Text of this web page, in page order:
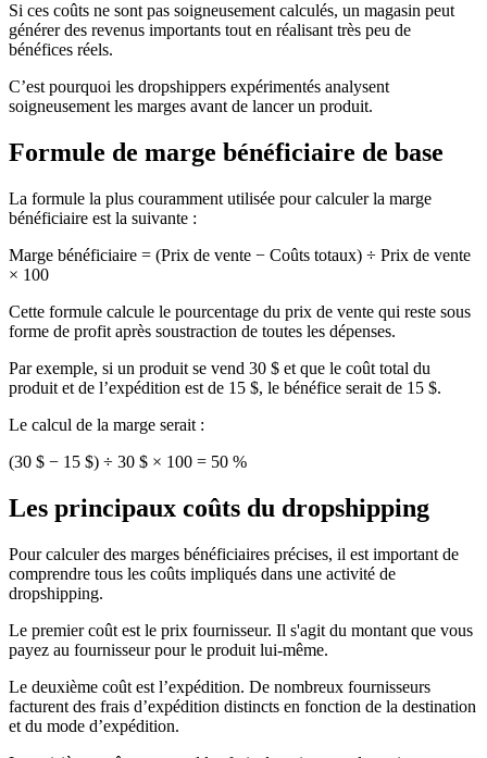
Si ces coûts ne sont pas soigneusement calculés, un magasin peut
générer des revenus importants tout en réalisant très peu de
bénéfices réels.
C’est pourquoi les dropshippers expérimentés analysent
soigneusement les marges avant de lancer un produit.
Formule de marge bénéficiaire de base
La formule la plus couramment utilisée pour calculer la marge
bénéficiaire est la suivante :
Marge bénéficiaire = (Prix de vente − Coûts totaux) ÷ Prix de vente
× 100
Cette formule calcule le pourcentage du prix de vente qui reste sous
forme de profit après soustraction de toutes les dépenses.
Par exemple, si un produit se vend 30 $ et que le coût total du
produit et de l’expédition est de 15 $, le bénéfice serait de 15 $.
Le calcul de la marge serait :
(30 $ − 15 $) ÷ 30 $ × 100 = 50 %
Les principaux coûts du dropshipping
Pour calculer des marges bénéficiaires précises, il est important de
comprendre tous les coûts impliqués dans une activité de
dropshipping.
Le premier coût est le prix fournisseur. Il s'agit du montant que vous
payez au fournisseur pour le produit lui-même.
Le deuxième coût est l’expédition. De nombreux fournisseurs
facturent des frais d’expédition distincts en fonction de la destination
et du mode d’expédition.